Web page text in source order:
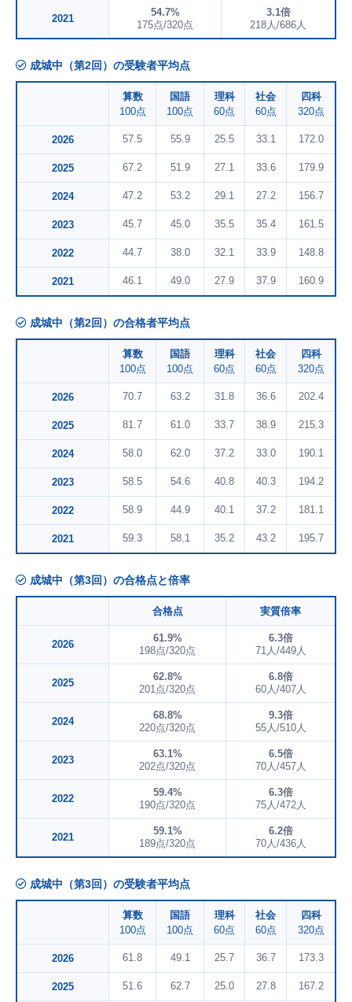
2021
54.7%
175点/320点
3.1倍
218人/686人
成城中（第2回）の受験者平均点
算数
100点
国語
100点
理科
60点
社会
60点
四科
320点
2026 57.5 55.9 25.5 33.1 172.0
2025 67.2 51.9 27.1 33.6 179.9
2024 47.2 53.2 29.1 27.2 156.7
2023 45.7 45.0 35.5 35.4 161.5
2022 44.7 38.0 32.1 33.9 148.8
2021 46.1 49.0 27.9 37.9 160.9
成城中（第2回）の合格者平均点
算数
100点
国語
100点
理科
60点
社会
60点
四科
320点
2026 70.7 63.2 31.8 36.6 202.4
2025 81.7 61.0 33.7 38.9 215.3
2024 58.0 62.0 37.2 33.0 190.1
2023 58.5 54.6 40.8 40.3 194.2
2022 58.9 44.9 40.1 37.2 181.1
2021 59.3 58.1 35.2 43.2 195.7
成城中（第3回）の合格点と倍率
合格点 実質倍率
2026
61.9%
198点/320点
6.3倍
71人/449人
2025
62.8%
201点/320点
6.8倍
60人/407人
2024
68.8%
220点/320点
9.3倍
55人/510人
2023
63.1%
202点/320点
6.5倍
70人/457人
2022
59.4%
190点/320点
6.3倍
75人/472人
2021
59.1%
189点/320点
6.2倍
70人/436人
成城中（第3回）の受験者平均点
算数
100点
国語
100点
理科
60点
社会
60点
四科
320点
2026 61.8 49.1 25.7 36.7 173.3
2025 51.6 62.7 25.0 27.8 167.2